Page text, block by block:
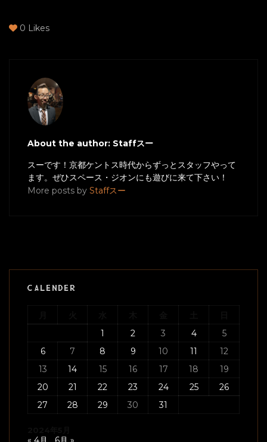
0 Likes
About the author: Staffスー
スーです！京都ケントス時代からずっとスタッフやって
ます。ぜひスペース・ジオンにも遊びに来て下さい！
More posts by Staffスー
CALENDER
1
2 3 4
5
6
7 8 9 10 11
12
13
14 15 16 17 18
19
20
21 22 23 24 25
26
27
28 29 30 31